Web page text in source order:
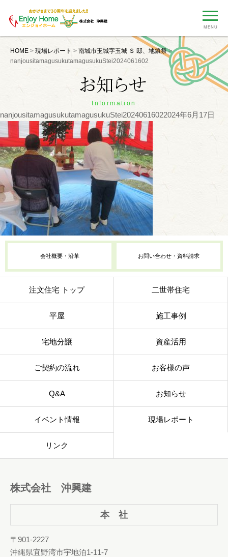
MENU
HOME > 現場レポート > 南城市玉城字玉城 Ｓ 邸、地鎮祭>
nanjousitamagusukutamagusukuStei2024061602
Information
nanjousitamagusukutamagusukuStei20240616022024年6月17日
会社概要・沿革 お問い合わせ・資料請求
注文住宅 トップ 二世帯住宅
平屋 施工事例
宅地分譲 資産活用
ご契約の流れ お客様の声
Q&A お知らせ
イベント情報 現場レポート
リンク
株式会社 沖興建
本 社
〒901-2227
沖縄県宜野湾市宇地泊1-11-7